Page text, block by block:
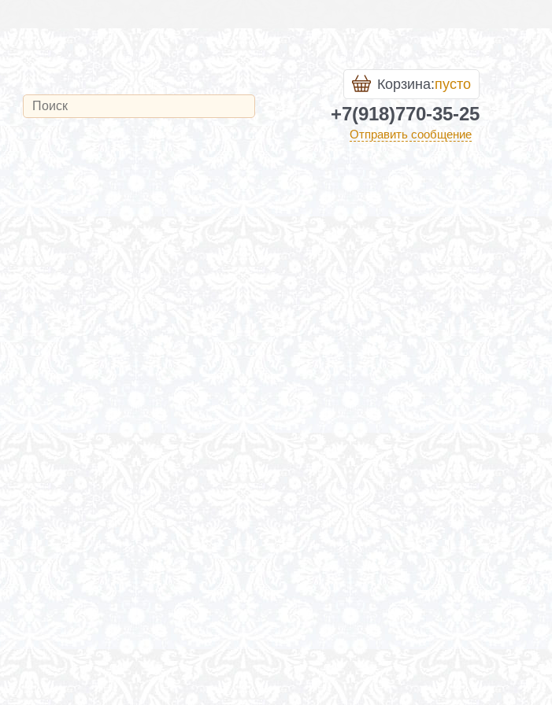
Корзина:пусто
+7(918)770-35-25
Отправить сообщение